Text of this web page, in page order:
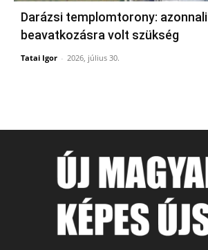
Darázsi templomtorony: azonnali
beavatkozásra volt szükség
Tatai Igor - 2026, július 30.